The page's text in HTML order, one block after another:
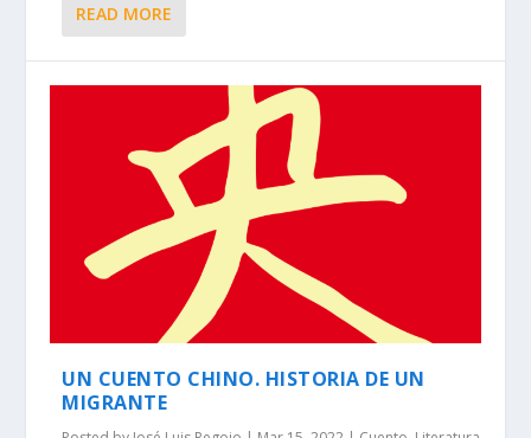
READ MORE
UN CUENTO CHINO. HISTORIA DE UN
MIGRANTE